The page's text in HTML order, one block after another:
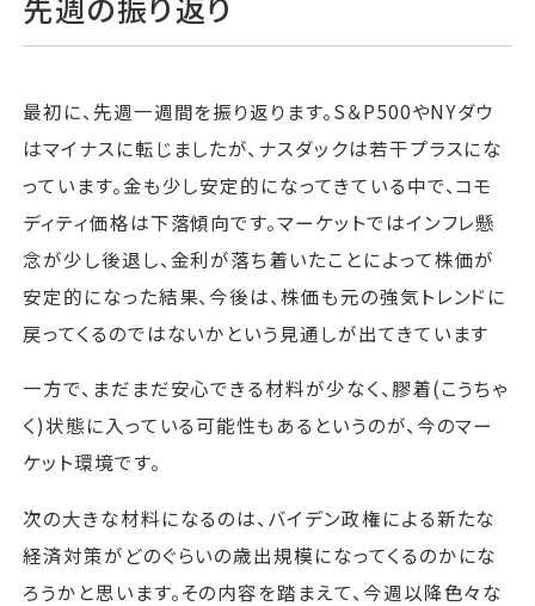
最初に、先週一週間を振り返ります。S＆P500やNYダウ
はマイナスに転じましたが、ナスダックは若干プラスにな
っています。金も少し安定的になってきている中で、コモ
ディティ価格は下落傾向です。マーケットではインフレ懸
念が少し後退し、金利が落ち着いたことによって株価が
安定的になった結果、今後は、株価も元の強気トレンドに
戻ってくるのではないかという見通しが出てきています
一方で、まだまだ安心できる材料が少なく、膠着(こうちゃ
く)状態に入っている可能性もあるというのが、今のマー
ケット環境です。
次の大きな材料になるのは、バイデン政権による新たな
経済対策がどのぐらいの歳出規模になってくるのかにな
ろうかと思います。その内容を踏まえて、今週以降色々な